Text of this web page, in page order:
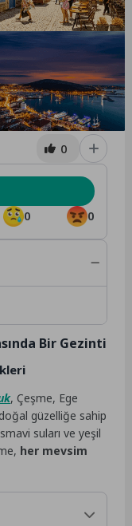
0
0 0
Bir Gezinti
, Çeşme, Ege
güzelliğe sahip
suları ve yeşil
her mevsim